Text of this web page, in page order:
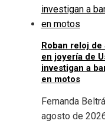
Roban reloj
en joyería de
investigan a
en motos
Fernanda
agosto de